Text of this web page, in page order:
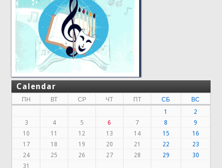
Calendar
ПН ВТ СР ЧТ ПТ СБ
ВС
1
2
3
4 5 6 7 8
9
10
11 12 13 14 15
16
17
18 19 20 21 22
23
24
25 26 27 28 29
30
31